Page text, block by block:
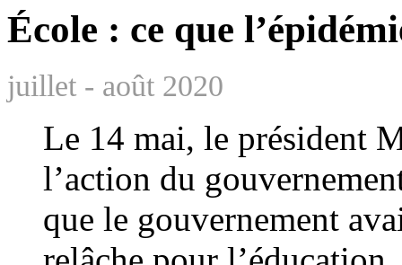
École : ce que
juillet - août 2020
Le 14 mai, le président
l’action du
que le gouvernement